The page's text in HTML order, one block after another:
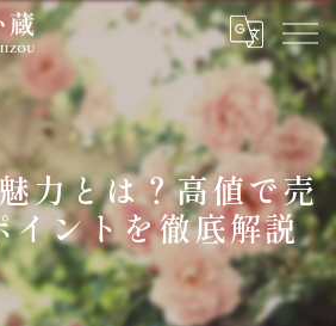
力とは？高値で売
イントを徹底解説